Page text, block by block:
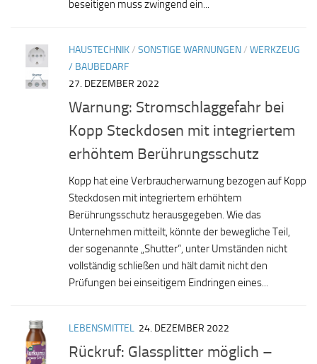
beseitigen muss zwingend ein...
HAUSTECHNIK/ SONSTIGE WARNUNGEN/ WERKZEUG
/ BAUBEDARF
27. DEZEMBER 2022
Warnung: Stromschlaggefahr bei
Kopp Steckdosen mit integriertem
erhöhtem Berührungsschutz
Kopp hat eine Verbraucherwarnung bezogen auf Kopp
Steckdosen mit integriertem erhöhtem
Berührungsschutz herausgegeben. Wie das
Unternehmen mitteilt, könnte der bewegliche Teil,
der sogenannte „Shutter“, unter Umständen nicht
vollständig schließen und hält damit nicht den
Prüfungen bei einseitigem Eindringen eines...
LEBENSMITTEL 24. DEZEMBER 2022
Rückruf: Glassplitter möglich –